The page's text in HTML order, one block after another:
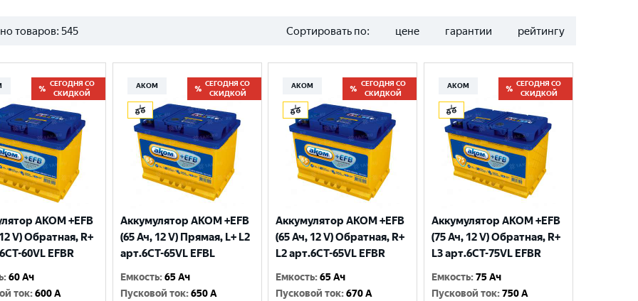
товаров: 545 Сортировать по: цене гарантии рейтингу
СЕГОДНЯ СО
СКИДКОЙ
AKOM +EFB
V) Обратная, R+
60VL EFBR
:60 Ач
ток:600 A
АКОМ
СЕГОДНЯ СО
СКИДКОЙ
Аккумулятор AKOM +EFB
(65 Ач, 12 V) Прямая, L+ L2
арт.6СТ-65VL EFBL
Емкость:65 Ач
Пусковой ток:650 A
АКОМ
СЕГОДНЯ СО
СКИДКОЙ
Аккумулятор AKOM +EFB
(65 Ач, 12 V) Обратная, R+
L2 арт.6CT-65VL EFBR
Емкость:65 Ач
Пусковой ток:670 A
АКОМ
СЕГОДНЯ СО
СКИДКОЙ
Аккумулятор AKOM +EFB
(75 Ач, 12 V) Обратная, R+
L3 арт.6СТ-75VL EFBR
Емкость:75 Ач
Пусковой ток:750 A